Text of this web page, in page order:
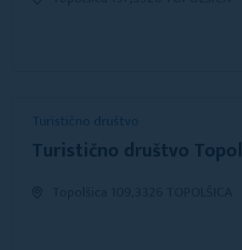
Turistično društvo
Turistično društvo